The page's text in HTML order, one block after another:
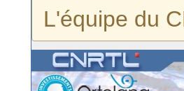
L'équipe du